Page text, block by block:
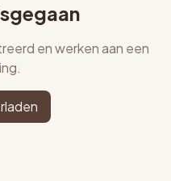
en werken aan een